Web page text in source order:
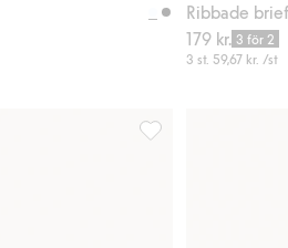
Ribbade
179 kr. 3 för 2
3 st. 59,67 kr. /st